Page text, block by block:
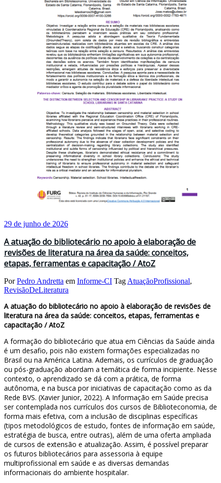
29 de junho de 2026
A atuação do bibliotecário no apoio à elaboração de
revisões de literatura na área da saúde: conceitos,
etapas, ferramentas e capacitação / AtoZ
PorPedro Andretta em Informe-CI Tag AtuaçãoProfissional,
RevisãoDeLiteratura
A atuação do bibliotecário no apoio à elaboração de revisões de
literatura na área da saúde: conceitos, etapas, ferramentas e
capacitação / AtoZ
A formação do bibliotecário que atua em Ciências da Saúde ainda
é um desafio, pois não existem formações especializadas no
Brasil ou na América Latina. Ademais, os currículos de graduação
ou pós-graduação abordam a temática de forma incipiente. Nesse
contexto, o aprendizado se dá com a prática, de forma
autônoma, e na busca por iniciativas de capacitação como as da
Rede BVS. (Xavier Junior, 2022). A Informação em Saúde precisa
ser contemplada nos currículos dos cursos de Biblioteconomia, de
forma mais efetiva, com a inclusão de disciplinas específicas
(tipos metodológicos de estudo, fontes de informação em saúde,
estratégia de busca, entre outras), além de uma oferta ampliada
de cursos de extensão e atualização. Assim, é possível preparar
os futuros bibliotecários para assessoria à equipe
multiprofissional em saúde e as diversas demandas
informacionais do ambiente hospitalar.